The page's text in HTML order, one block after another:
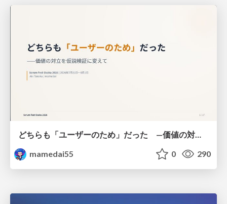
どちらも「ユーザーのため」だった —価値の対立を仮説検証に変えて #Scrumfest Osaka 2026
mamedai55
0 290